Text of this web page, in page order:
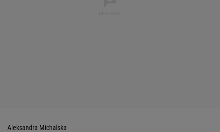
Aleksandra Michalska